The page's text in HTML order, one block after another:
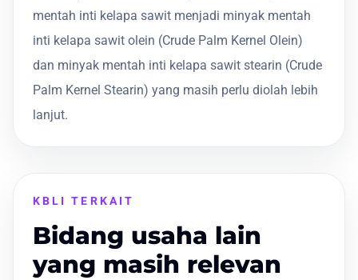
mentah inti kelapa sawit menjadi minyak mentah
inti kelapa sawit olein (Crude Palm Kernel Olein)
dan minyak mentah inti kelapa sawit stearin (Crude
Palm Kernel Stearin) yang masih perlu diolah lebih
lanjut.
KBLI TERKAIT
Bidang usaha lain
yang masih relevan